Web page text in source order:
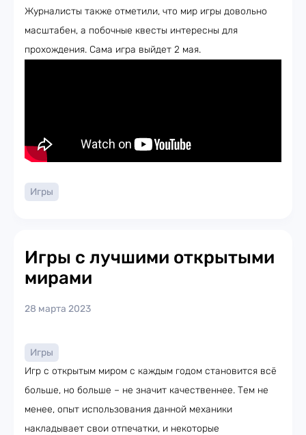
Журналисты также отметили, что мир игры довольно
масштабен, а побочные квесты интересны для
прохождения. Сама игра выйдет 2 мая.
Игры
Игры с лучшими открытыми
мирами
28 марта 2023
Игры
Игр с открытым миром с каждым годом становится всё
больше, но больше – не значит качественнее. Тем не
менее, опыт использования данной механики
накладывает свои отпечатки, и некоторые